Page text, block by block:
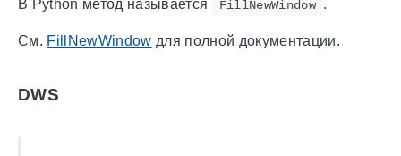
В Python метод называется FillNewWindow .
См. FillNewWindow для полной документации.
DWS